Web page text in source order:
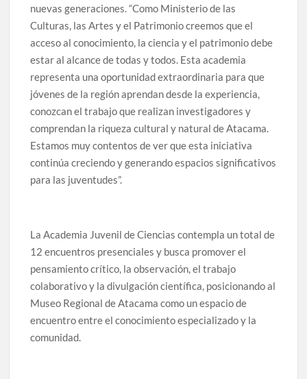
nuevas generaciones. “Como Ministerio de las
Culturas, las Artes y el Patrimonio creemos que el
acceso al conocimiento, la ciencia y el patrimonio debe
estar al alcance de todas y todos. Esta academia
representa una oportunidad extraordinaria para que
jóvenes de la región aprendan desde la experiencia,
conozcan el trabajo que realizan investigadores y
comprendan la riqueza cultural y natural de Atacama.
Estamos muy contentos de ver que esta iniciativa
continúa creciendo y generando espacios significativos
para las juventudes”.
La Academia Juvenil de Ciencias contempla un total de
12 encuentros presenciales y busca promover el
pensamiento crítico, la observación, el trabajo
colaborativo y la divulgación científica, posicionando al
Museo Regional de Atacama como un espacio de
encuentro entre el conocimiento especializado y la
comunidad.